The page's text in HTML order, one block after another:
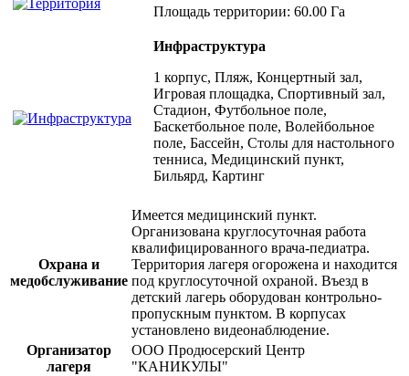
Площадь территории: 60.00 Га
Инфраструктура
1 корпус, Пляж, Концертный зал,
Игровая площадка, Спортивный зал,
Стадион, Футбольное поле,
Баскетбольное поле, Волейбольное
поле, Бассейн, Столы для настольного
тенниса, Медицинский пункт,
Бильярд, Картинг
Охрана и
медобслуживание
Имеется медицинский пункт.
Организована круглосуточная работа
квалифицированного врача-педиатра.
Территория лагеря огорожена и находится
под круглосуточной охраной. Въезд в
детский лагерь оборудован контрольно-
пропускным пунктом. В корпусах
установлено видеонаблюдение.
Организатор
лагеря
ООО Продюсерский Центр
"КАНИКУЛЫ"